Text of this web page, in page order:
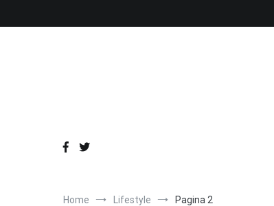
Home Lifestyle Pagina 2